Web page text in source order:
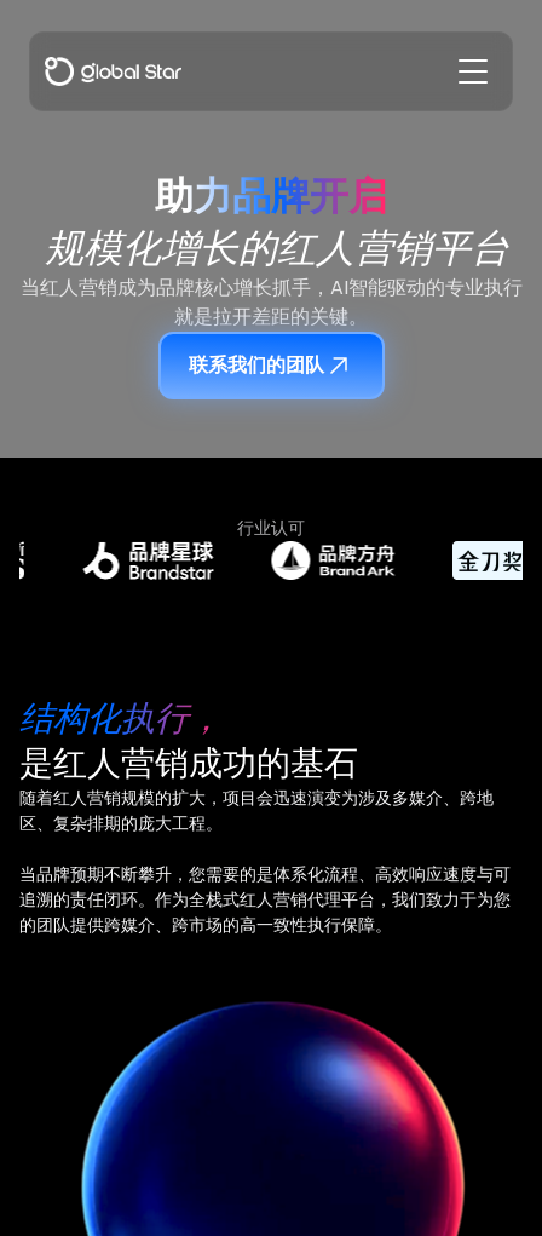
助力品牌开启
规模化增长的红人营销平台
当红人营销成为品牌核心增长抓手，AI智能驱动的专业执行
就是拉开差距的关键。
联系我们的团队
行业认可
结构化执行，
是红人营销成功的基石
随着红人营销规模的扩大，项目会迅速演变为涉及多媒介、跨地
区、复杂排期的庞大工程。
当品牌预期不断攀升，您需要的是体系化流程、高效响应速度与可
追溯的责任闭环。作为全栈式红人营销代理平台，我们致力于为您
的团队提供跨媒介、跨市场的高一致性执行保障。